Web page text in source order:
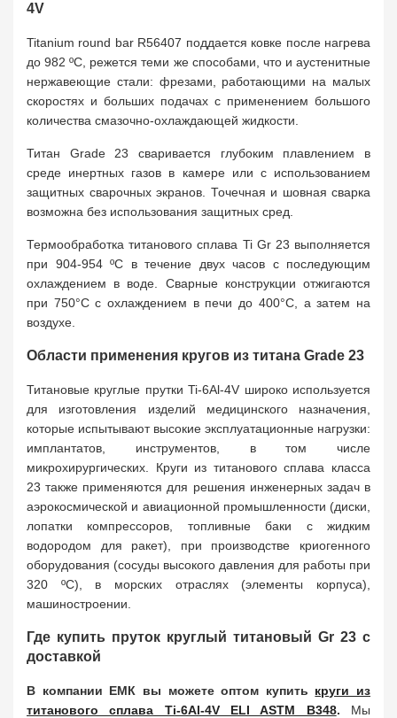
4V
Titanium round bar R56407 поддается ковке после нагрева
до 982 ºC, режется теми же способами, что и аустенитные
нержавеющие стали: фрезами, работающими на малых
скоростях и больших подачах с применением большого
количества смазочно-охлаждающей жидкости.
Титан Grade 23 сваривается глубоким плавлением в
среде инертных газов в камере или с использованием
защитных сварочных экранов. Точечная и шовная сварка
возможна без использования защитных сред.
Термообработка титанового сплава Ti Gr 23 выполняется
при 904-954 ºC в течение двух часов с последующим
охлаждением в воде. Сварные конструкции отжигаются
при 750°С с охлаждением в печи до 400°С, а затем на
воздухе.
Области применения кругов из титана Grade 23
Титановые круглые прутки Ti-6Al-4V широко используется
для изготовления изделий медицинского назначения,
которые испытывают высокие эксплуатационные нагрузки:
имплантатов, инструментов, в том числе
микрохирургических. Круги из титанового сплава класса
23 также применяются для решения инженерных задач в
аэрокосмической и авиационной промышленности (диски,
лопатки компрессоров, топливные баки с жидким
водородом для ракет), при производстве криогенного
оборудования (сосуды высокого давления для работы при
320 ºC), в морских отраслях (элементы корпуса),
машиностроении.
Где купить пруток круглый титановый Gr 23 с
доставкой
В компании ЕМК вы можете оптом купить круги из
титанового сплава Ti-6Al-4V ELI ASTM B348. Мы